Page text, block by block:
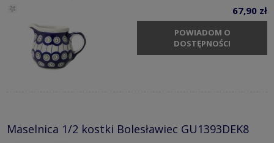
67,90 zł
POWIADOM O
DOSTĘPNOŚCI
Maselnica 1/2 kostki Bolesławiec GU1393DEK8